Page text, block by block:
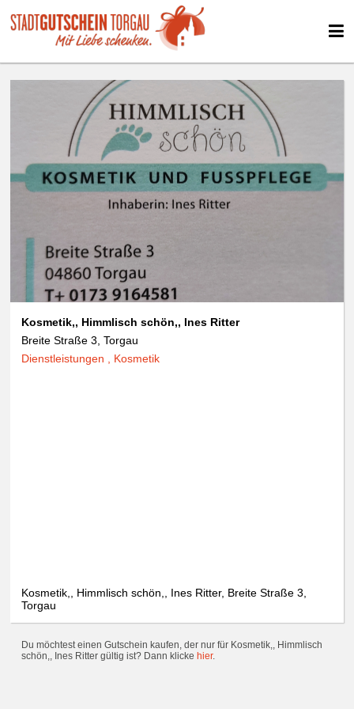
Kosmetik,, Himmlisch schön,, Ines Ritter
Breite Straße 3, Torgau
Dienstleistungen , Kosmetik
Kosmetik,, Himmlisch schön,, Ines Ritter, Breite Straße 3,
Torgau
Du möchtest einen Gutschein kaufen, der nur für Kosmetik,, Himmlisch
schön,, Ines Ritter gültig ist? Dann klicke hier.